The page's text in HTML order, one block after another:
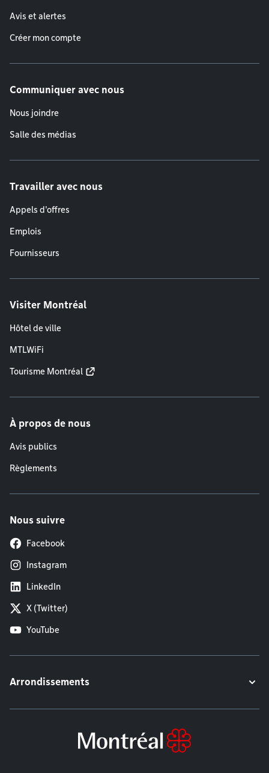
Avis et alertes
Créer mon compte
Communiquer avec nous
Nous joindre
Salle des médias
Travailler avec nous
Appels d'offres
Emplois
Fournisseurs
Visiter Montréal
Hôtel de ville
MTLWiFi
Tourisme Montréal
À propos de nous
Avis publics
Règlements
Nous suivre
Facebook
Instagram
LinkedIn
X (Twitter)
YouTube
Arrondissements